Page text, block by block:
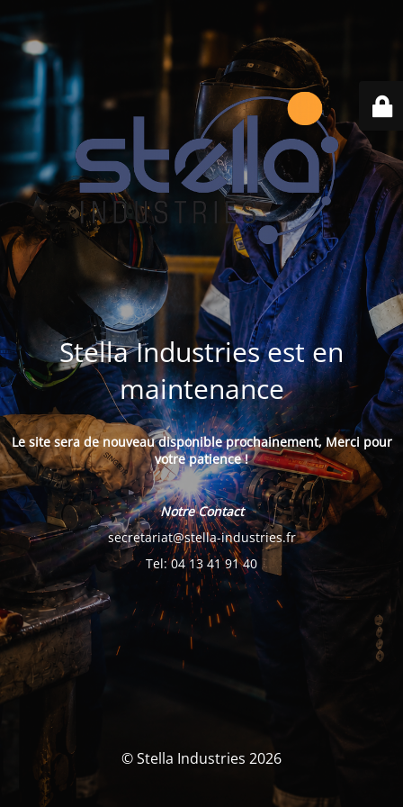
Stella Industries est en
maintenance
Le site sera de nouveau disponible prochainement, Merci pour
votre patience !
Notre Contact
secretariat@stella-industries.fr
Tel: 04 13 41 91 40
© Stella Industries 2026